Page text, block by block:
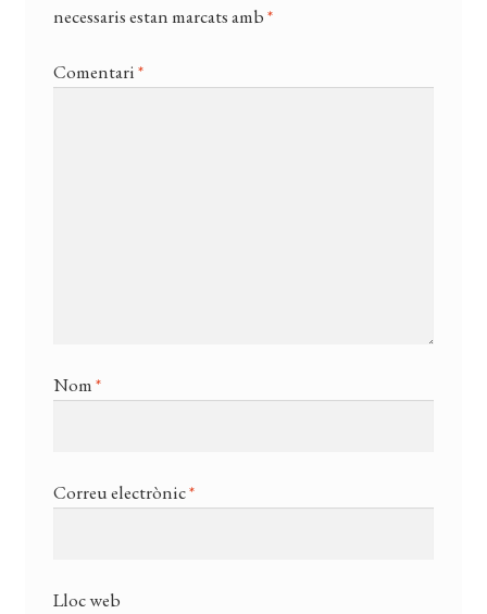
necessaris estan marcats amb*
Comentari*
Nom*
Correu electrònic*
Lloc web